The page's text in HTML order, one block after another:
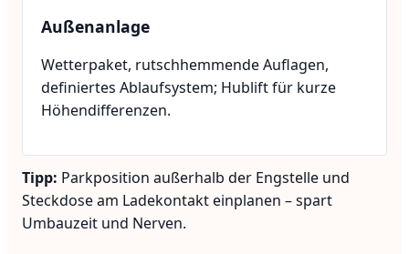
Außenanlage
Wetterpaket, rutschhemmende Auflagen,
definiertes Ablaufsystem; Hublift für kurze
Höhendifferenzen.
Tipp: Parkposition außerhalb der Engstelle und
Steckdose am Ladekontakt einplanen – spart
Umbauzeit und Nerven.